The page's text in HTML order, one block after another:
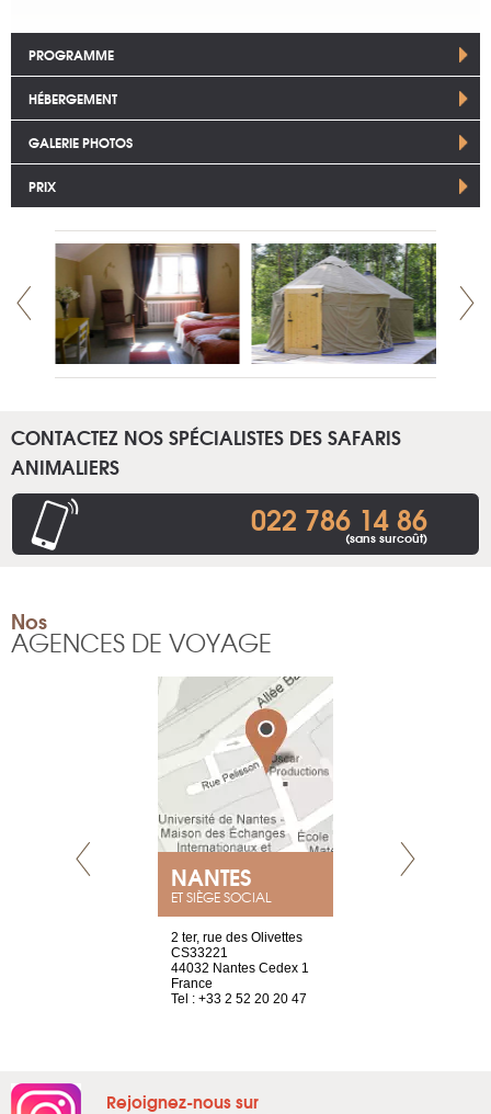
PROGRAMME
HÉBERGEMENT
GALERIE PHOTOS
PRIX
CONTACTEZ NOS SPÉCIALISTES DES SAFARIS
ANIMALIERS
022 786 14 86
(sans surcoût)
Nos
AGENCES DE VOYAGE
NANTES
ET SIÈGE SOCIAL
2 ter, rue des Olivettes
CS33221
44032 Nantes Cedex 1
France
Tel : +33 2 52 20 20 47
Rejoignez-nous sur